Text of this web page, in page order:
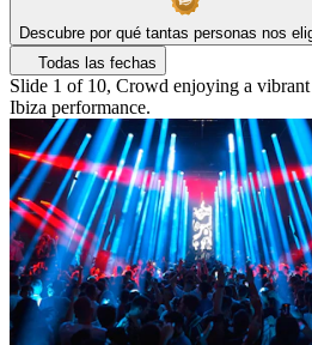
Descubre por qué tantas personas nos
Todas las fechas
Slide 1 of 10, Crowd enjoying a
Ibiza performance.